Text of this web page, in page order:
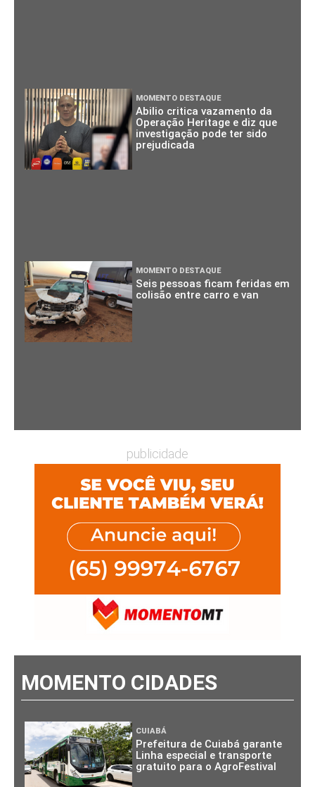
MOMENTO DESTAQUE
Abilio critica vazamento da
Operação Heritage e diz que
investigação pode ter sido
prejudicada
MOMENTO DESTAQUE
Seis pessoas ficam feridas em
colisão entre carro e van
publicidade
MOMENTO CIDADES
CUIABÁ
Prefeitura de Cuiabá garante
Linha especial e transporte
gratuito para o AgroFestival